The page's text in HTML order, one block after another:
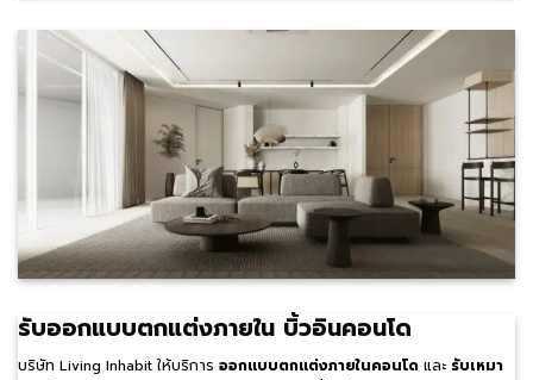
รับออกแบบตกแต่งภายใน บิ้วอินคอนโด
บริษัท Living Inhabit ให้บริการ ออกแบบตกแต่งภายในคอนโด และ รับเหมา